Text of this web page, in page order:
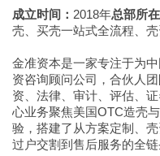
成立时间： 2018年总部所在
壳、买壳一站式全流程、
金准资本是一家专注于为
资咨询顾问公司，合伙人
资、法律、审计、评估、
心业务聚焦美国OTC造壳
验，搭建了从方案定制、
过户交割到售后服务的全链